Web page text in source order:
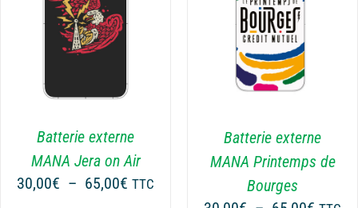
Batterie externe
MANA Jera on Air
30,00€ – 65,00€ Plage
TTC
CHOIX DES OPTIONS
CE
PRODUIT
PLUSIEURS
LES
OPTIONS
PEUVENT
ÊTRE
/ DÉTAILS
Batterie externe
MANA Printemps de
Bourges